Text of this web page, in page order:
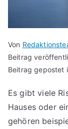
Von
Beitrag
Beitrag gepostet
Es gibt viele
Hauses oder
gehören